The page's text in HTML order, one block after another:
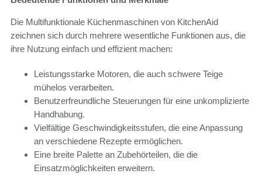
Die Multifunktionale Küchenmaschinen von KitchenAid
zeichnen sich durch mehrere wesentliche Funktionen aus, die
ihre Nutzung einfach und effizient machen:
Leistungsstarke Motoren, die auch schwere Teige
mühelos verarbeiten.
Benutzerfreundliche Steuerungen für eine unkomplizierte
Handhabung.
Vielfältige Geschwindigkeitsstufen, die eine Anpassung
an verschiedene Rezepte ermöglichen.
Eine breite Palette an Zubehörteilen, die die
Einsatzmöglichkeiten erweitern.